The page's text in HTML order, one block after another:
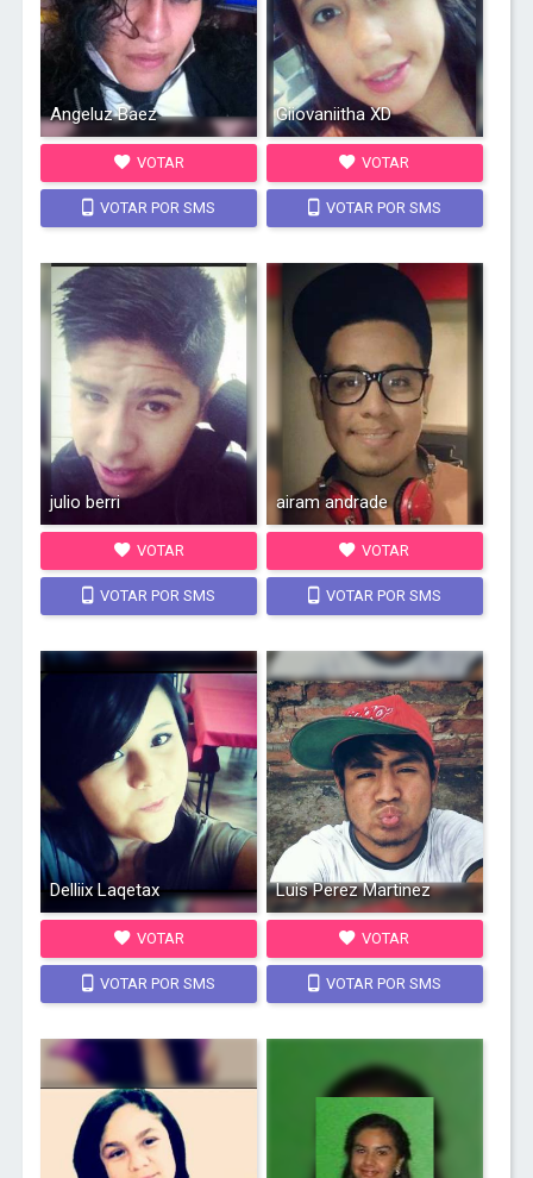
Angeluz Baez
VOTAR
VOTAR POR SMS
Giiovaniitha XD
VOTAR
VOTAR POR SMS
julio berri
VOTAR
VOTAR POR SMS
airam andrade
VOTAR
VOTAR POR SMS
Delliix Laqetax
VOTAR
VOTAR POR SMS
Luis Perez Martinez
VOTAR
VOTAR POR SMS